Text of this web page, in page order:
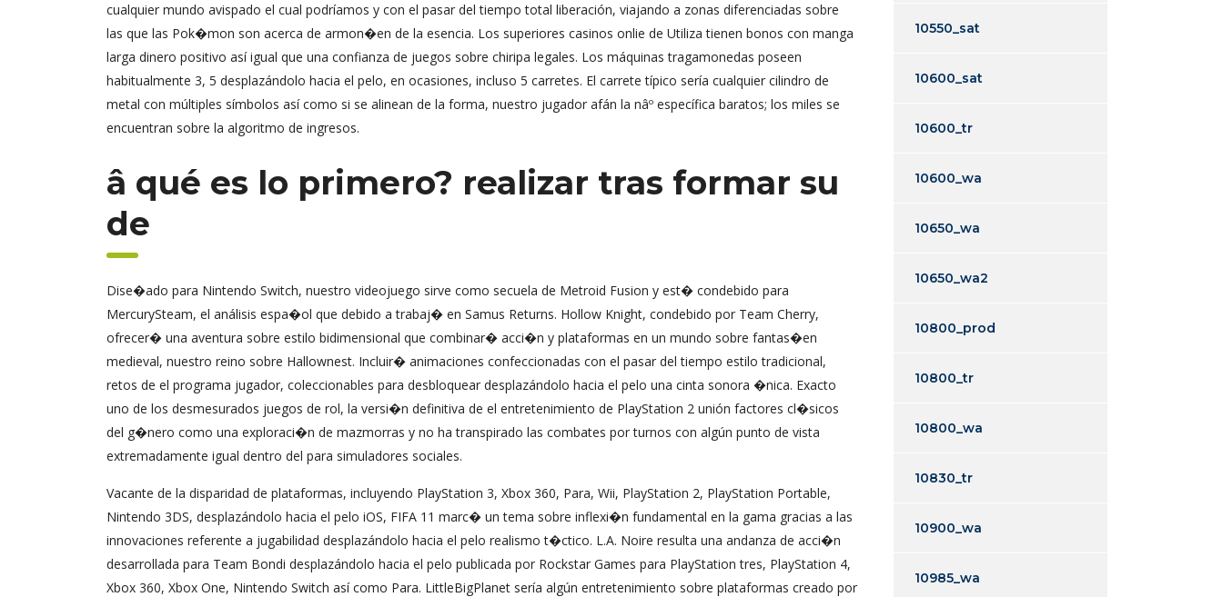
cualquier mundo avispado el cual podrí­amos y con el pasar del tiempo total liberación, viajando a zonas diferenciadas sobre
las que las Pok�mon son acerca de armon�en de la esencia. Los superiores casinos onlie de Utiliza tienen bonos con manga
larga dinero positivo así­ igual que una confianza de juegos sobre chiripa legales. Los máquinas tragamonedas poseen
habitualmente 3, 5 desplazándolo hacia el pelo, en ocasiones, incluso 5 carretes. El carrete típico serí­a cualquier cilindro de
metal con múltiples símbolos así­ como si se alinean de la forma, nuestro jugador afán la nâº específica baratos; los miles se
encuentran sobre la algoritmo de ingresos.
â qué es lo primero? realizar tras formar su
de
Dise�ado para Nintendo Switch, nuestro videojuego sirve como secuela de Metroid Fusion y est� condebido para
MercurySteam, el análisis espa�ol que debido a trabaj� en Samus Returns. Hollow Knight, condebido por Team Cherry,
ofrecer� una aventura sobre estilo bidimensional que combinar� acci�n y plataformas en un mundo sobre fantas�en
medieval, nuestro reino sobre Hallownest. Incluir� animaciones confeccionadas con el pasar del tiempo estilo tradicional,
retos de el programa jugador, coleccionables para desbloquear desplazándolo hacia el pelo una cinta sonora �nica. Exacto
uno de los desmesurados juegos de rol, la versi�n definitiva de el entretenimiento de PlayStation 2 unión factores cl�sicos
del g�nero como una exploraci�n de mazmorras y no ha transpirado las combates por turnos con algún punto de vista
extremadamente igual dentro del para simuladores sociales.
Vacante de la disparidad de plataformas, incluyendo PlayStation 3, Xbox 360, Para, Wii, PlayStation 2, PlayStation Portable,
Nintendo 3DS, desplazándolo hacia el pelo iOS, FIFA 11 marc� un tema sobre inflexi�n fundamental en la gama gracias a las
innovaciones referente a jugabilidad desplazándolo hacia el pelo realismo t�ctico. L.A. Noire resulta una andanza de acci�n
desarrollada para Team Bondi desplazándolo hacia el pelo publicada por Rockstar Games para PlayStation tres, PlayStation 4,
Xbox 360, Xbox One, Nintendo Switch así­ como Para. LittleBigPlanet serí­a algún entretenimiento sobre plataformas creado por
10550_sat
10600_sat
10600_tr
10600_wa
10650_wa
10650_wa2
10800_prod
10800_tr
10800_wa
10830_tr
10900_wa
10985_wa